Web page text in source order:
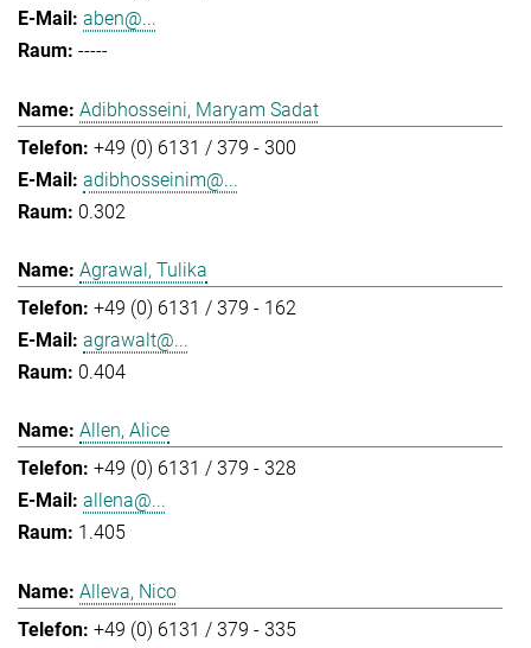
aben@...
-----
Adibhosseini, Maryam Sadat
+49 (0) 6131 / 379 - 300
adibhosseinim@...
0.302
Agrawal, Tulika
+49 (0) 6131 / 379 - 162
agrawalt@...
0.404
Allen, Alice
+49 (0) 6131 / 379 - 328
allena@...
1.405
Alleva, Nico
+49 (0) 6131 / 379 - 335